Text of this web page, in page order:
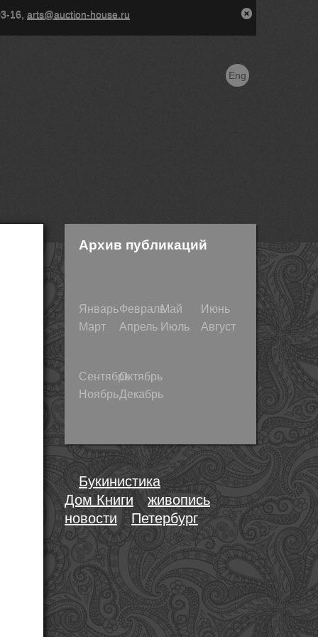
16, arts@auction-house.ru
Eng
Архив публикаций
ЯнварьФевраль
Март
Апрель
Май
Июнь
Июль
Август
СентябрьОктябрь
НоябрьДекабрь
Букинистика
Дом Книги
живопись
новости
Петербург